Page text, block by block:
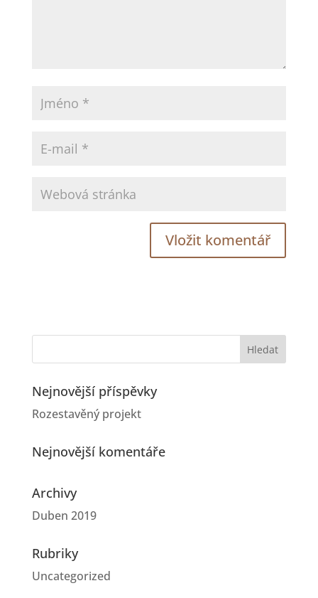
Nejnovější příspěvky
Rozestavěný projekt
Nejnovější komentáře
Archivy
Duben 2019
Rubriky
Uncategorized